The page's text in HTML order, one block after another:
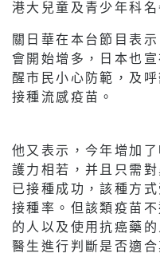
港大兒童及青少年科
關日華在本台節目表
會開始增多，日本也
醒市民小心防範，及
接種流感疫苗。
他又表示，今年增加
護力相若，并且只需
已接種成功，該種方
接種率。但該類疫苗
的人以及使用抗癌藥
醫生進行判斷是否適合